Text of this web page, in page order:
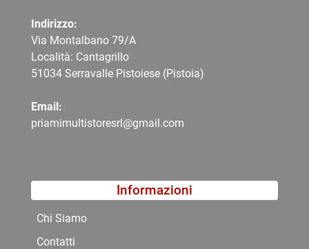
Indirizzo:
Via Montalbano 79/A
Località: Cantagrillo
51034 Serravalle Pistoiese (Pistoia)
Email:
priamimultistoresrl@gmail.com
Informazioni
Chi Siamo
Contatti